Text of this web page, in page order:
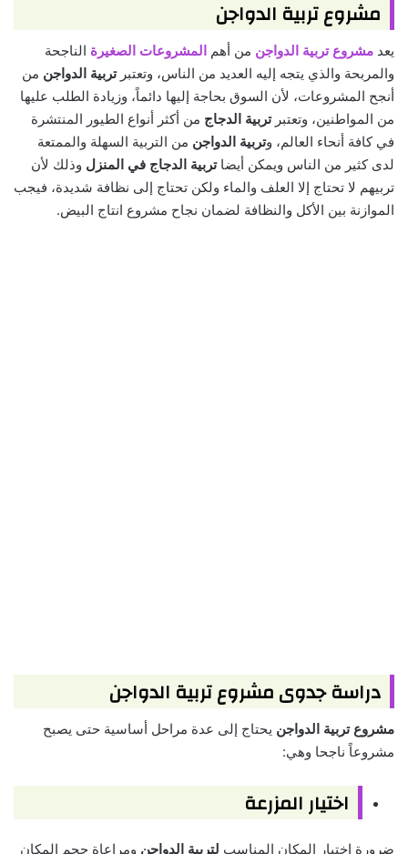
مشروع تربية الدواجن
يعد مشروع تربية الدواجن من أهم المشروعات الصغيرة الناجحة
والمربحة والذي يتجه إليه العديد من الناس، وتعتبرتربية الدواجن من
أنجح المشروعات، لأن السوق بحاجة إليها دائماً، وزيادة الطلب عليها
من المواطنين، وتعتبرتربية الدجاج من أكثر أنواع الطيور المنتشرة
في كافة أنحاء العالم، وتربية الدواجن من التربية السهلة والممتعة
لدى كثير من الناس ويمكن أيضاتربية الدجاج في المنزل وذلك لأن
تربيهم لا تحتاج إلا العلف والماء ولكن تحتاج إلى نظافة شديدة، فيجب
الموازنة بين الأكل والنظافة لضمان نجاح مشروع انتاج البيض.
دراسة جدوى مشروع تربية الدواجن
مشروع تربية الدواجن يحتاج إلى عدة مراحل أساسية حتى يصبح
مشروعاً ناجحا وهي:
اختيار المزرعة
ضرورة اختيار المكان المناسب لتربية الدواجن ومراعاة حجم المكان